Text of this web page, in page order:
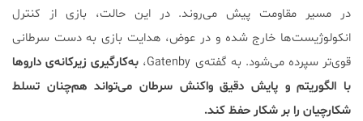
در مسیر مقاومت پیش می‌روند. در این حالت، بازی از کنترل
انکولوژیست‌ها خارج شده و در عوض، هدایت بازی به دست سرطانی
قوی‌تر سپرده می‌شود. به گفته‌ی Gatenby،
به‌کارگیری زیرکانه‌ی داروها
با الگوریتم و پایش دقیق واکنش سرطان می‌تواند هم‌چنان تسلط
شکارچیان را بر شکار حفظ کند.